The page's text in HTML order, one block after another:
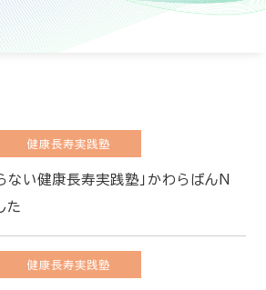
健康長寿実践塾
ない健康長寿実践塾」かわらばんN
た
健康長寿実践塾